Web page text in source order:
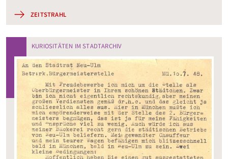
ZEITSTRAHL
KURIOSITÄTEN IM STADTARCHIV